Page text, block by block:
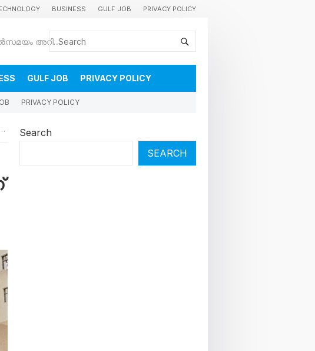
BUSINESS GULF JOB PRIVACY POLICY
കുവൈറ്റിലെ വാർത്തകളും വിശേഷങ്ങളും തൽസമയം അറിയാൻ
GULF JOB PRIVACY POLICY
PRIVACY POLICY
Search
SEARCH